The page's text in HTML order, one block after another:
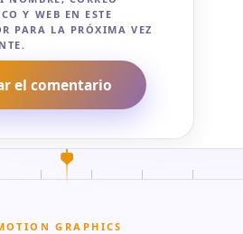
Y WEB EN ESTE
PARA LA PRÓXIMA VEZ
GRAPHICS